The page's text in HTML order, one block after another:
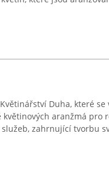
Duha, které
aranžmá pro
zahrnující tvorbu